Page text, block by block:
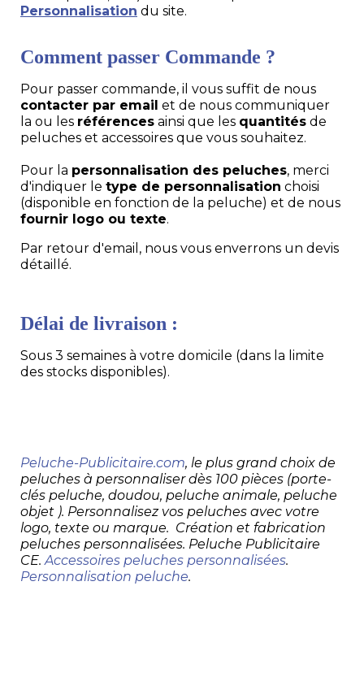
Personnalisation du site.
Comment passer Commande ?
Pour passer commande, il vous suffit de nous
contacter par email et de nous communiquer
la ou les références ainsi que les quantités de
peluches et accessoires que vous souhaitez.
Pour la personnalisation des peluches, merci
d'indiquer le type de personnalisation choisi
(disponible en fonction de la peluche) et de nous
fournir logo ou texte.
Par retour d'email, nous vous enverrons un devis
détaillé.
Délai de livraison :
Sous 3 semaines à votre domicile (dans la limite
des stocks disponibles).
Peluche-Publicitaire.com, le plus grand choix de
peluches à personnaliser dès 100 pièces (porte-
clés peluche, doudou, peluche animale, peluche
objet ). Personnalisez vos peluches avec votre
logo, texte ou marque. Création et fabrication
peluches personnalisées. Peluche Publicitaire
CE. Accessoires peluches personnalisées.
Personnalisation peluche.